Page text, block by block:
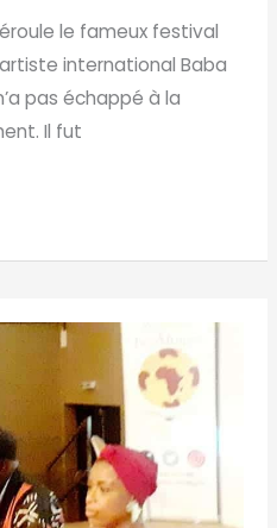
le fameux festival
international Baba
pas échappé à la
Il fut